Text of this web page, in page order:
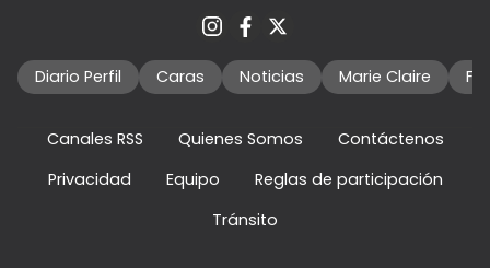
Diario Perfil Caras Noticias Marie Claire
Canales RSS Quienes Somos
Contáctenos
Privacidad
Equipo
Reglas de participación
Tránsito